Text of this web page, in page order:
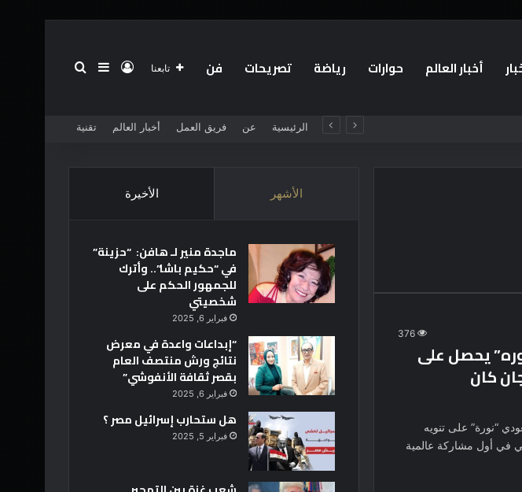
أخبار العالم حوارات رياضة تصريحات فن تابعنا تسجيل الدخول
إضافة عمود جانبي
الرئيسية عن فريق العمل أخبار العالم تقنية
376
يحصل على
كان
“نورة” على تنويه
في أول مشاركة عالمية
الأشهر الأخيرة
ماجدة منير لـ هافن: “حزينة”
في “حكيم باشا”.. وأترك
للجمهور الحكم على
شخصيتي
فبراير 6, 2025
“إبداعات واعدة في معرض
نتائج ورش منتصف العام
بقصر ثقافة الأنفوشي”
فبراير 6, 2025
هل ستحارب إسرائيل مصر ؟
فبراير 5, 2025